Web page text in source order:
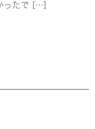
ったで […]